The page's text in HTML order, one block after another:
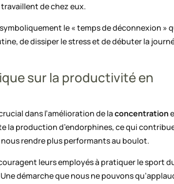
de chez eux.
le « temps de déconnexion »
de dissiper le stress et de débuter la
sur la productivité en
dans l’amélioration de laconcentration
la production d’endorphines, ce qui
nous rendre plus performants au boulot.
leurs employés à pratiquer le sport
démarche que nous ne pouvons